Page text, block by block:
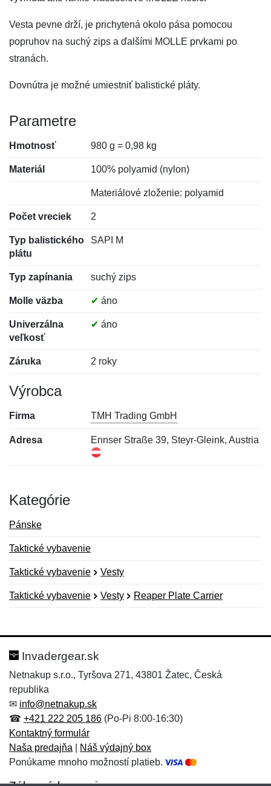
Vesta pevne drží, je prichytená okolo pása pomocou
popruhov na suchý zips a ďalšími MOLLE prvkami po
stranách.
Dovnútra je možné umiestniť balistické pláty.
Parametre
Hmotnosť 980 g = 0,98 kg
Materiál 100% polyamid (nylon)
Materiálové zloženie: polyamid
Počet vreciek 2
Typ balistického
plátu
SAPI M
Typ zapínania suchý zips
Molle väzba ✔ áno
Univerzálna
veľkosť
✔ áno
Záruka 2 roky
Výrobca
Firma TMH Trading GmbH
Adresa Ennser Straße 39, Steyr-Gleink, Austria
Kategórie
Pánske
Taktické vybavenie
Taktické vybavenie Vesty
Taktické vybavenie Vesty Reaper Plate Carrier
Hodnotenie:
Meno:*
E-mail:
Meno:
E-mail:*
Správa*
Invadergear.sk
Netnakup s.r.o., Tyršova 271, 43801 Žatec, Česká
republika
✉ info@netnakup.sk
☎ +421 222 205 186 (Po-Pi 8:00-16:30)
Kontaktný formulár
Naša predajňa
Náš výdajný box
Ponúkame mnoho možností platieb.